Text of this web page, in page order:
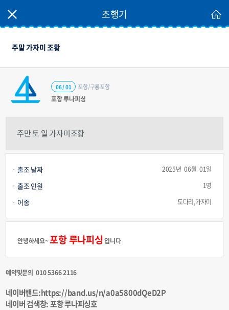
조행기
주말 가자미 조황
포항 루나피싱
포항/구룡포항
06 / 01
주만 토 일 가자미조황
출조 날짜 2025년 06월 01일
출조 인원 1명
어종 도다리,가자미
안녕하세요~포항 루나피싱 입니다
예약및문의 010 5366 2116
네이버밴드:https://band.us/n/a0a5800dQeD2P
네이버 검색창: 포항 루나피싱호